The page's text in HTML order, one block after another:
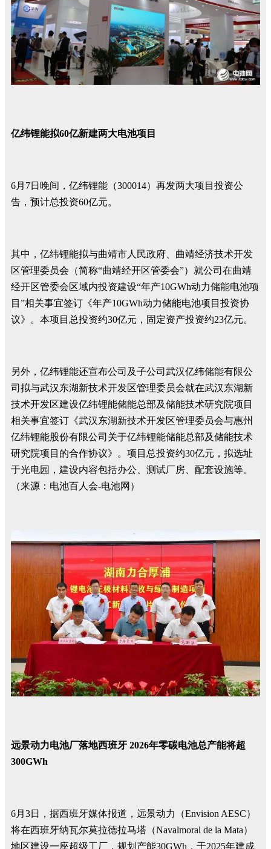
亿纬锂能拟60亿新建两大电池项目
6月7日晚间，亿纬锂能（300014）再发两大项目投资公
告，预计总投资60亿元。
其中，亿纬锂能拟与曲靖市人民政府、曲靖经济技术开发
区管理委员会（简称“曲靖经开区管委会”）就公司在曲靖
经开区管委会区域内投资建设“年产10GWh动力储能电池项
目”相关事宜签订《年产10GWh动力储能电池项目投资协
议》。本项目总投资约30亿元，固定资产投资约23亿元。
另外，亿纬锂能还宣布公司及子公司武汉亿纬储能有限公
司拟与武汉东湖新技术开发区管理委员会就在武汉东湖新
技术开发区建设亿纬锂能储能总部及储能技术研究院项目
相关事宜签订《武汉东湖新技术开发区管理委员会与惠州
亿纬锂能股份有限公司关于亿纬锂能储能总部及储能技术
研究院项目的合作协议》。项目总投资约30亿元，拟选址
于光电园，建设内容包括办公、测试厂房、配套设施等。
（来源：电池百人会-电池网）
远景动力电池厂落地西班牙 2026年零碳电池总产能将超
300GWh
6月3日，据西班牙媒体报道，远景动力（Envision AESC）
将在西班牙纳瓦尔莫拉德拉马塔（Navalmoral de la Mata）
地区建设一座超级工厂，规划产能30GWh，于2025年建成